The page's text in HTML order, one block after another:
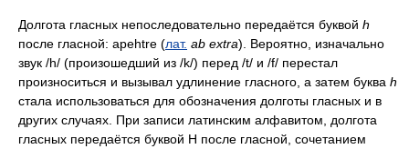
Долгота гласных непоследовательно передаётся буквой h
после гласной: apehtre (лат. ab extra). Вероятно, изначально
звук /h/ (произошедший из /k/) перед /t/ и /f/ перестал
произноситься и вызывал удлинение гласного, а затем буква h
стала использоваться для обозначения долготы гласных и в
других случаях. При записи латинским алфавитом, долгота
гласных передаётся буквой H после гласной, сочетанием